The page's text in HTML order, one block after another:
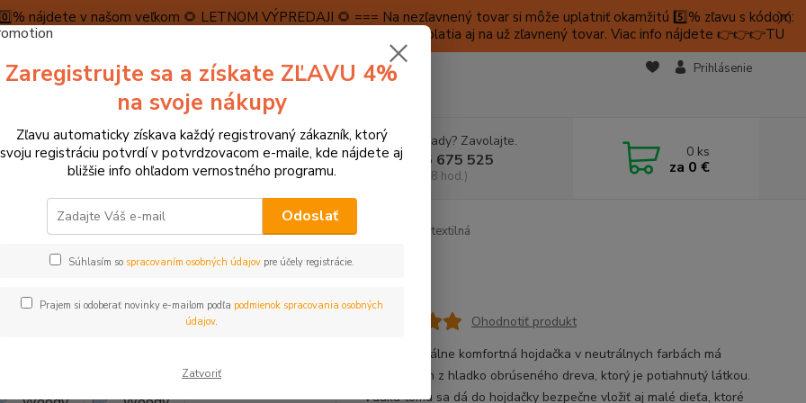
nájdete v našom veľkom 🌻 LETNOM VÝPREDAJI 🌻 === Na nezľavnený tovar si môže uplatniť okamžitú 5️⃣% zľavu s kódom:
máme teraz pripravené špeciálne zľavy až do výšky 1️⃣5️⃣% , ktoré platia aj na už zľavnený tovar. Viac info nájdete 👉👉👉TU
A PLATBA RECENZIE 👉VRÁTENIE TOVARU👈
KONTAKTY
Prihlásenie
Hľadať
Neviete si rady? Zavolajte.
+421 905 675 525
(Po-Pia, 9-18 hod.)
0 ks
za 0 €
► HRAČKY NA ZÁHRADU, DO VODY A PIESKU Woody Hojdačka pre bábätko textilná
Hojdačka pre bábätko textilná
Ohodnotiť produkt
Táto maximálne komfortná hojdačka v neutrálnych farbách má
masívny rám z hladko obrúseného dreva, ktorý je potiahnutý látkou.
Vďaka tomu sa dá do hojdačky bezpečne vložiť aj malé dieťa, ktoré
Zaregistrujte sa a získate ZĽAVU 4%
na svoje nákupy
Zľavu automaticky získava každý registrovaný zákazník, ktorý
svoju registráciu potvrdí v potvrdzovacom e-maile, kde nájdete aj
bližšie info ohľadom vernostného programu.
Odoslať
Súhlasím so spracovaním osobných údajovpre účely registrácie.
Prajem si odoberať novinky e-mailom podľa podmienok spracovania osobných
údajov.
Zatvoriť